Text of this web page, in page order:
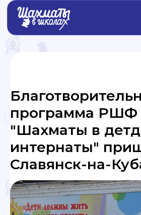
программа РШФ
"Шахматы в
интернаты"
Славянск-на-